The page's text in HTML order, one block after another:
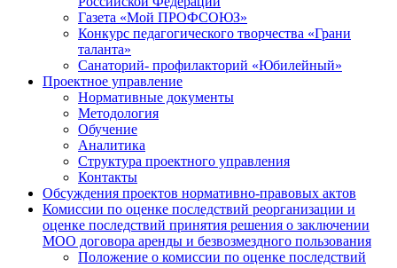
Газета «Мой ПРОФСОЮЗ»
Конкурс педагогического творчества «Грани
таланта»
Санаторий- профилакторий «Юбилейный»
Проектное управление
Нормативные документы
Методология
Обучение
Аналитика
Структура проектного управления
Контакты
Обсуждения проектов нормативно-правовых актов
Комиссии по оценке последствий реорганизации и
оценке последствий принятия решения о заключении
МОО договора аренды и безвозмездного пользования
Положение о комиссии по оценке последствий